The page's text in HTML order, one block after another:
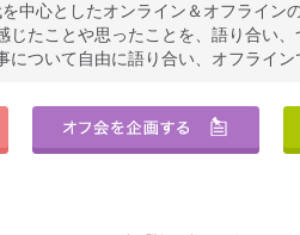
中心としたオンライン＆オフライ
じたことや思ったことを、語り合い
について自由に語り合い、オフライ